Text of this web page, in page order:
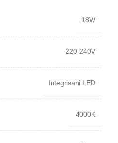
18W
220-240V
Integrisani LED
4000K